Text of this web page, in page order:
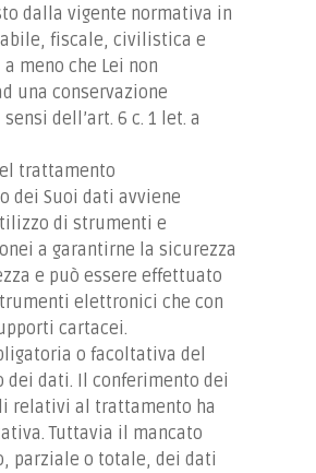
dalla vigente normativa in
fiscale, civilistica e
meno che Lei non
una conservazione
dell’art. 6 c. 1 let. a
trattamento
dei Suoi dati avviene
di strumenti e
a garantirne la sicurezza
e può essere effettuato
elettronici che con
cartacei.
o facoltativa del
dei dati. Il conferimento dei
relativi al trattamento ha
Tuttavia il mancato
parziale o totale, dei dati